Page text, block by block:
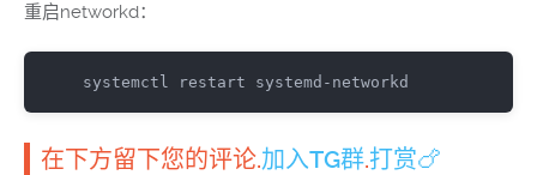
重启networkd：
systemctl restart systemd - networkd
在下方留下您的评论.加入TG群.打赏🍗